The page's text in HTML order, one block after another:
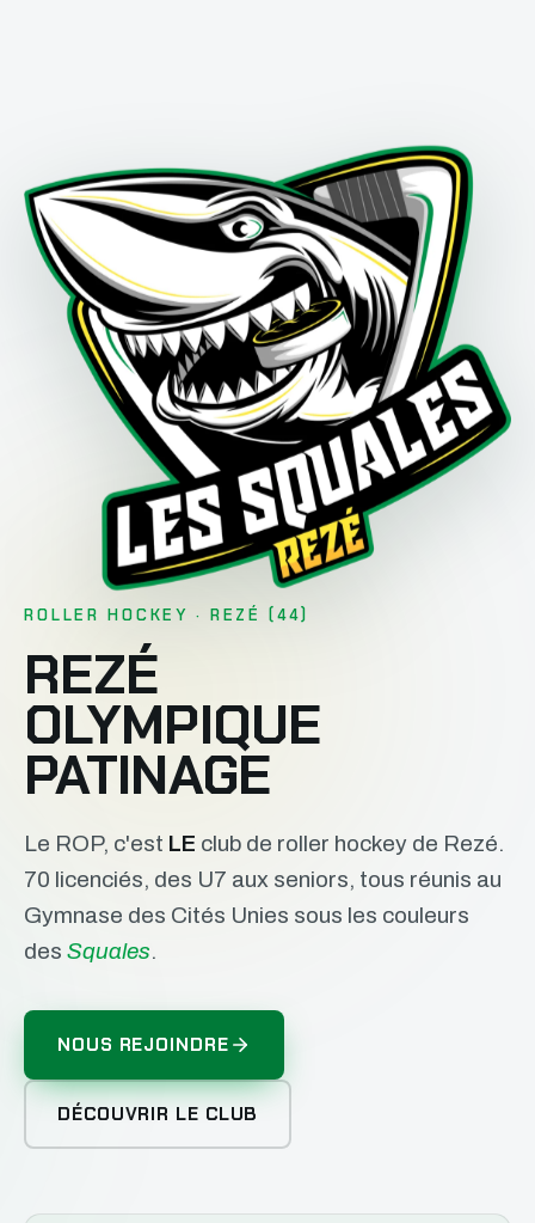
ROLLER HOCKEY · REZÉ (44)
REZÉ
OLYMPIQUE
PATINAGE
Le ROP, c'est LE club de roller hockey de Rezé.
70 licenciés, des U7 aux seniors, tous réunis au
Gymnase des Cités Unies sous les couleurs
des Squales.
NOUS REJOINDRE
DÉCOUVRIR LE CLUB